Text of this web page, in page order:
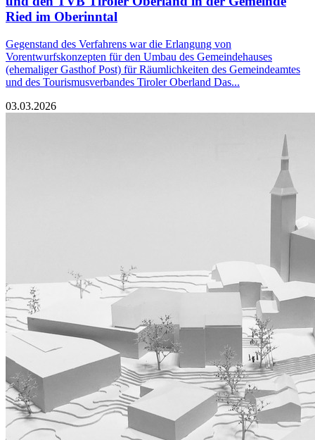
Ried im Oberinntal
Gegenstand des Verfahrens war die Erlangung von
Vorentwurfskonzepten für den Umbau des Gemeindehauses
(ehemaliger Gasthof Post) für Räumlichkeiten des Gemeindeamtes
und des Tourismusverbandes Tiroler Oberland Das...
03.03.2026